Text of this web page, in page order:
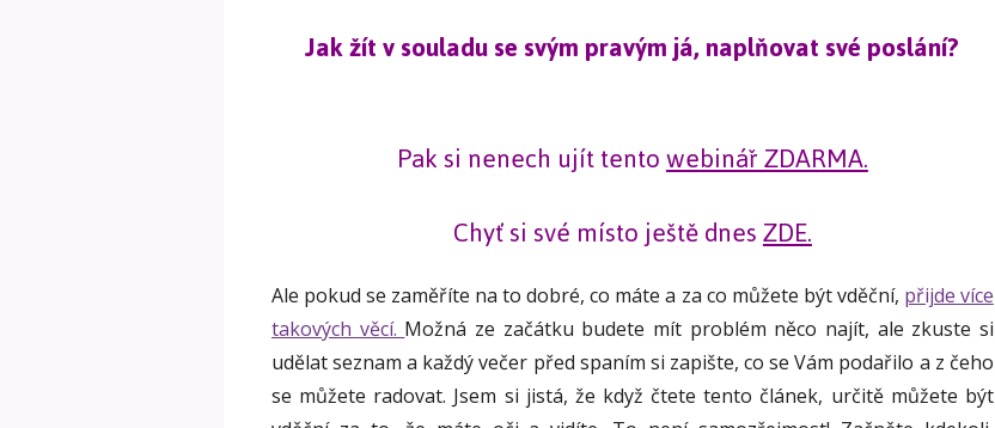
Jak žít v souladu se svým pravým já, naplňovat své poslání?
Pak si nenech ujít tentowebinář ZDARMA.
Chyť si své místo ještě dnesZDE.
Ale pokud se zaměříte na to dobré, co máte a za co můžete být vděční, přijde více
takových věcí. Možná ze začátku budete mít problém něco najít, ale zkuste si
udělat seznam a každý večer před spaním si zapište, co se Vám podařilo a z čeho
se můžete radovat. Jsem si jistá, že když čtete tento článek, určitě můžete být